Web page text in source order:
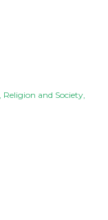
Religion and Society